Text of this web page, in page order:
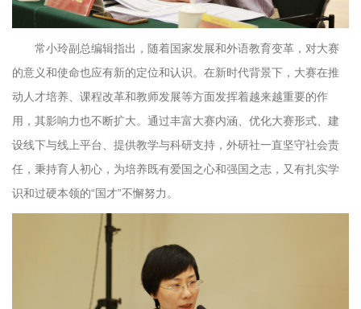
常小玲副总编辑指出，随着国家发展和外语教育变革，对大赛
的意义和使命也应有新的定位和认识。在新时代背景下，大赛在推
动人才培养、课程改革和教师发展等方面发挥着越来越重要的作
用，其影响力也不断扩大。通过丰富大赛内涵、优化大赛形式、建
设线下与线上平台、提供教学与科研支持，外研社一直坚守社会责
任，秉持育人初心，为培养既有爱国之心和强国之志，又有扎实学
识和过硬本领的“国才”不懈努力。